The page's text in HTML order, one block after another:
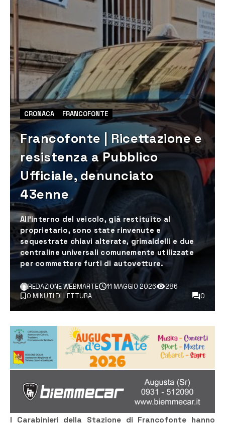
CRONACA FRANCOFONTE
Francofonte | Ricettazione e
resistenza a Pubblico
Ufficiale, denunciato
43enne
All’interno del veicolo, già restituito al
proprietario, sono state rinvenute e
sequestrate chiavi alterate, grimaldelli e due
centraline universali comunemente utilizzate
per commettere furti di autovetture.
REDAZIONE WEBMARTE 11 MAGGIO 2026
286
0 MINUTI DI LETTURA
0
I Carabinieri della Stazione di Francofonte hanno